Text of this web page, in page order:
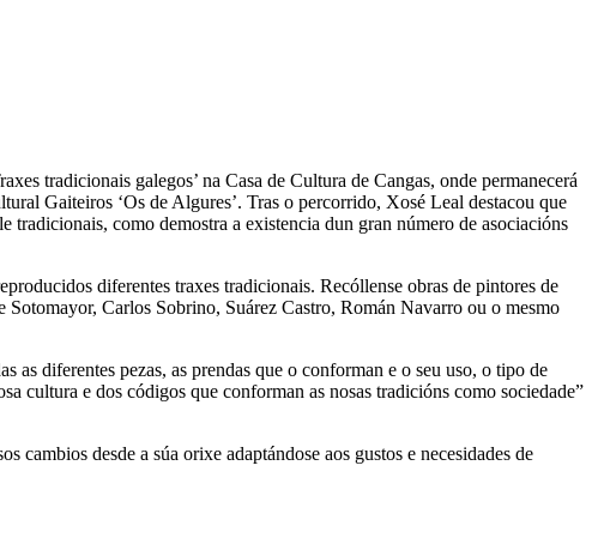
tradicionais galegos’ na Casa de Cultura de Cangas, onde permanecerá
Gaiteiros ‘Os de Algures’. Tras o percorrido, Xosé Leal destacou que
tradicionais, como demostra a existencia dun gran número de asociacións
diferentes traxes tradicionais. Recóllense obras de pintores de
Carlos Sobrino, Suárez Castro, Román Navarro ou o mesmo
diferentes pezas, as prendas que o conforman e o seu uso, o tipo de
cultura e dos códigos que conforman as nosas tradicións como sociedade”
desde a súa orixe adaptándose aos gustos e necesidades de